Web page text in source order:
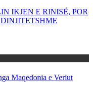
IKJEN E RINISË, POR
Maqedonia e Veriut